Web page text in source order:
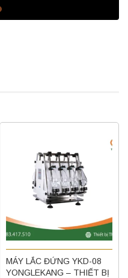
MÁY LẮC ĐỨNG YKD-08
YONGLEKANG – THIẾT BỊ